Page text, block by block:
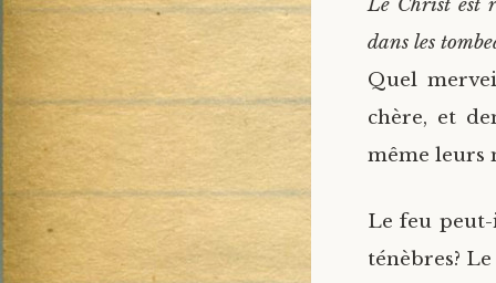
Le Christ est
dans les
Quel
chère, et
même leurs
Le feu
ténèbres?